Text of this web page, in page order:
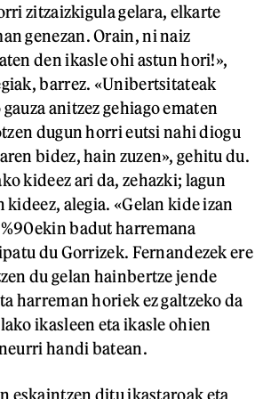
zitzaizkigula gelara, elkarte
genezan. Orain, ni naiz
den ikasle ohi astun hori!»,
barrez. «Unibertsitateak
anitzez gehiago ematen
dugun horri eutsi nahi diogu
bidez, hain zuzen», gehitu du.
kideez ari da, zehazki; lagun
alegia. «Gelan kide izan
badut harremana
du Gorrizek. Fernandezek ere
du gelan hainbertze jende
harreman horiek ez galtzeko da
ikasleen eta ikasle ohien
handi batean.
eskaintzen ditu ikastaroak eta